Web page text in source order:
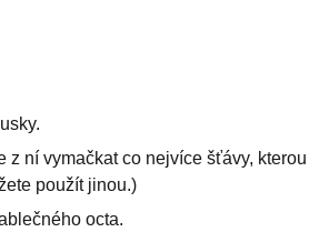
z ní vymačkat co nejvíce šťávy, kterou
použít jinou.)
octa.